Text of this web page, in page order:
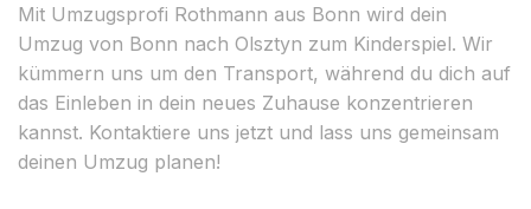
Mit Umzugsprofi Rothmann aus Bonn wird dein
Umzug von Bonn nach Olsztyn zum Kinderspiel. Wir
kümmern uns um den Transport, während du dich auf
das Einleben in dein neues Zuhause konzentrieren
kannst. Kontaktiere uns jetzt und lass uns gemeinsam
deinen Umzug planen!